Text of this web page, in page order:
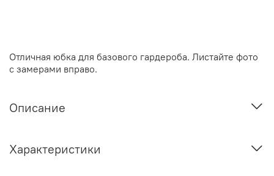
Отличная юбка для базового гардероба. Листайте фото
с замерами вправо.
Описание
Характеристики